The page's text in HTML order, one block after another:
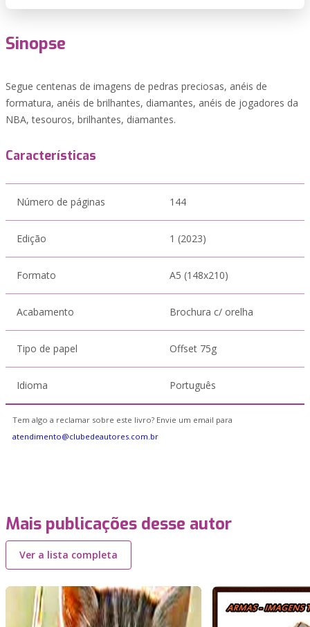
Sinopse
Segue centenas de imagens de pedras preciosas, anéis de
formatura, anéis de brilhantes, diamantes, anéis de jogadores da
NBA, tesouros, brilhantes, diamantes.
Características
Número de páginas 144
Edição 1 (2023)
Formato A5 (148x210)
Acabamento Brochura c/ orelha
Tipo de papel Offset 75g
Idioma Português
Tem algo a reclamar sobre este livro? Envie um email para
atendimento@clubedeautores.com.br
Mais publicações desse autor
Ver a lista completa